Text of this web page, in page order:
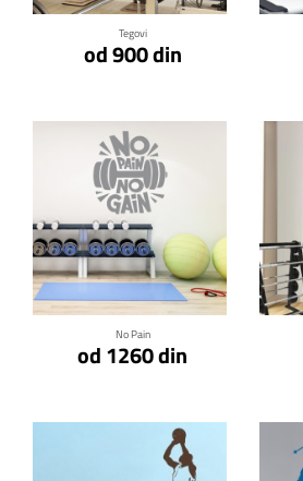
Tegovi
od 900 din
No Pain
od 1260 din
Klikni za detalje